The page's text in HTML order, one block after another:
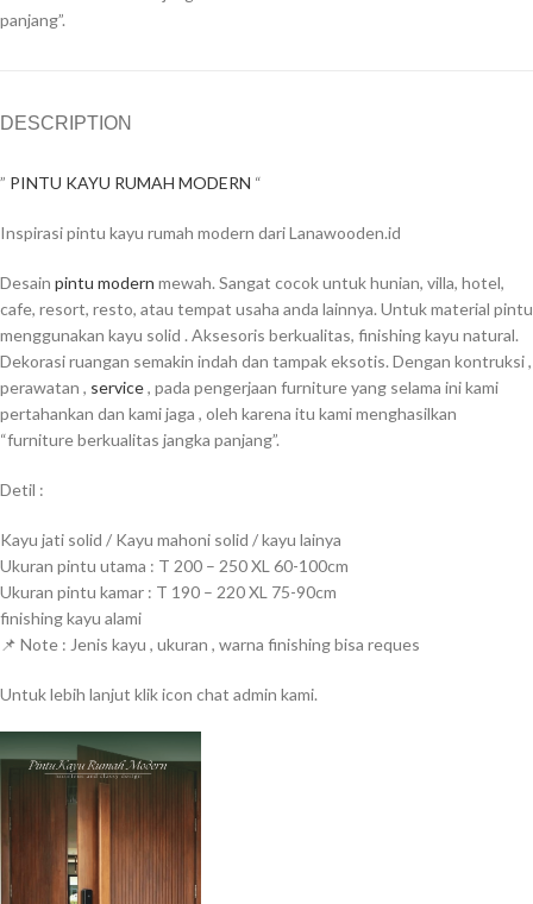
panjang”.
DESCRIPTION
” PINTU KAYU RUMAH MODERN “
Inspirasi pintu kayu rumah modern dari Lanawooden.id
Desain pintu modern mewah. Sangat cocok untuk hunian, villa, hotel,
cafe, resort, resto, atau tempat usaha anda lainnya. Untuk material pintu
menggunakan kayu solid . Aksesoris berkualitas, finishing kayu natural.
Dekorasi ruangan semakin indah dan tampak eksotis. Dengan kontruksi ,
perawatan , service, pada pengerjaan furniture yang selama ini kami
pertahankan dan kami jaga , oleh karena itu kami menghasilkan
“furniture berkualitas jangka panjang”.
Detil :
Kayu jati solid / Kayu mahoni solid / kayu lainya
Ukuran pintu utama : T 200 – 250 XL 60-100cm
Ukuran pintu kamar : T 190 – 220 XL 75-90cm
finishing kayu alami
📌 Note : Jenis kayu , ukuran , warna finishing bisa reques
Untuk lebih lanjut klik icon chat admin kami.